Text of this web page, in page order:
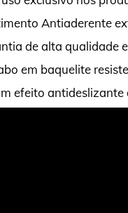
Antiaderente
de alta qualidade
em baquelite
efeito